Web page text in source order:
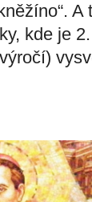
A
kde je